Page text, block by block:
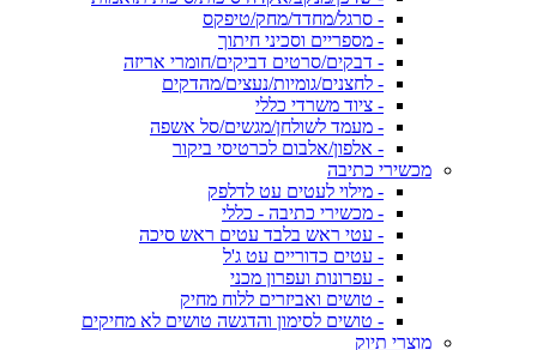
- סרגל/מחדד/מחק/טיפקס
- מספריים וסכיני חיתוך
- דבקים/סרטים דביקים/חומרי אריזה
- לחצנים/גומיות/נעצים/מהדקים
- ציוד משרדי כללי
- מעמד לשולחן/מגשים/סל אשפה
- אלפון/אלבום לכרטיסי ביקור
מכשירי כתיבה
- מילוי לעטים עט לדלפק
- מכשירי כתיבה - כללי
- עטי ראש בלבד עטים ראש סיכה
- עטים כדוריים עט ג'ל
- עפרונות ועפרון מכני
- טושים ואביזרים ללוח מחיק
- טושים לסימון והדגשה טושים לא מחיקים
מוצרי תיוק